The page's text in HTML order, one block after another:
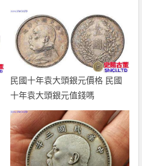
民國十年袁大頭銀元價格 民國
十年袁大頭銀元值錢嗎